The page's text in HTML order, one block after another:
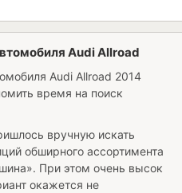
Audi Allroad
Audi Allroad 2014
время на поиск
вручную искать
обширного ассортимента
При этом очень высок
окажется не